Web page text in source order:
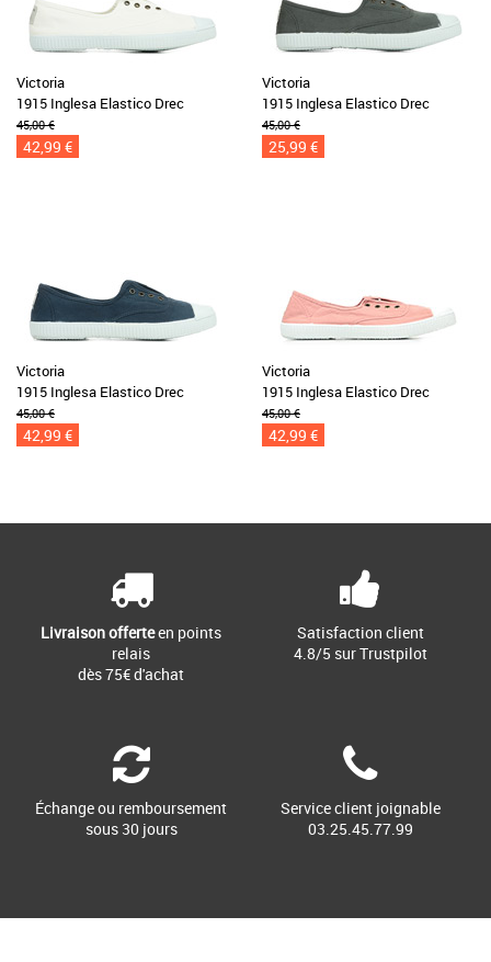
Victoria
1915 Inglesa Elastico Drec
45,00 €
42,99 €
Victoria
1915 Inglesa Elastico Drec
45,00 €
25,99 €
Victoria
1915 Inglesa Elastico Drec
45,00 €
42,99 €
Victoria
1915 Inglesa Elastico Drec
45,00 €
42,99 €
Livraison offerteen points
relais
dès 75€ d'achat
Satisfaction client
4.8/5 sur Trustpilot
Échange ou remboursement
sous 30 jours
Service client joignable
03.25.45.77.99